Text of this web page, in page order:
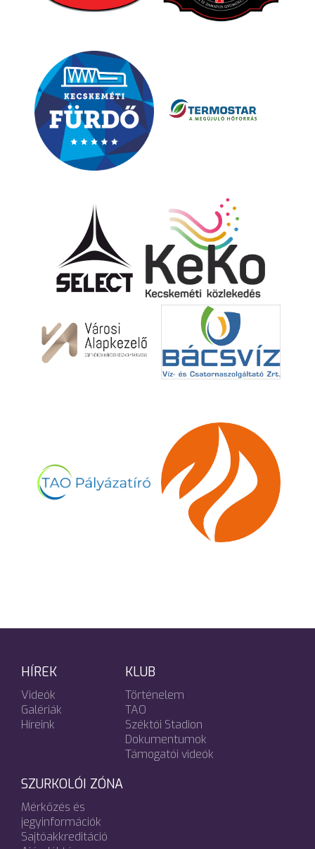
HÍREK
Videók
Galériák
Híreink
KLUB
Történelem
TAO
Széktói Stadion
Dokumentumok
Támogatói videók
SZURKOLÓI ZÓNA
Mérkőzés és
jegyinformációk
Sajtóakkreditáció